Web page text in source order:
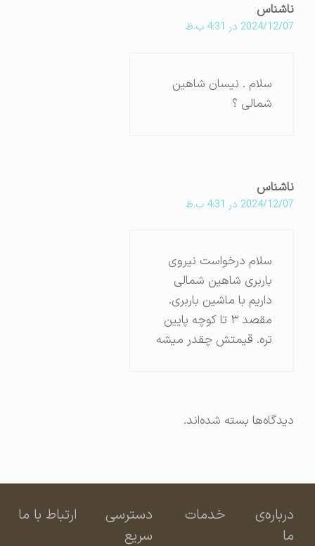
ناشناس
2024/12/07 در 4:31 ب.ظ
سلام . نیسان شاهین
شمالی ؟
ناشناس
2024/12/07 در 4:31 ب.ظ
سلام درخواست نیروی
باربری شاهین شمالی
داریم با ماشین باربری.
مقصد ۳ تا کوچه پایین
تره. قیمتش چقدر میشه
دیدگاه‌ها بسته شده‌اند.
درباره‌ی
خدمات
دسترسی
سریع
ارتباط با ما